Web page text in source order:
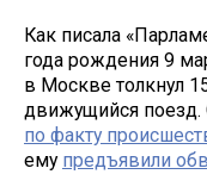
Как писала
года рождения 9
в Москве толкнул
движущийся поезд.
по факту
ему предъявили